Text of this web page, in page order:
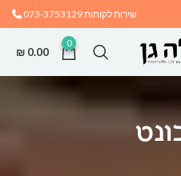
שירות לקוחות073-3753129
0
₪ 0.00